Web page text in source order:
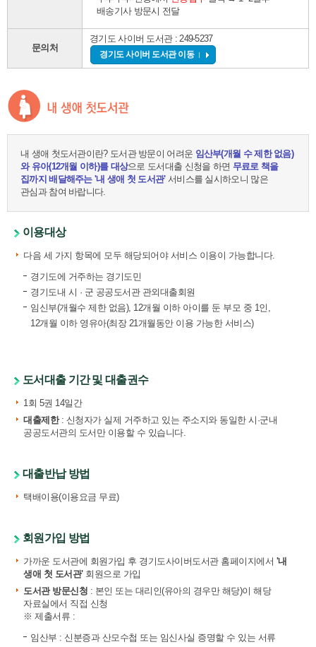
배송기사 방문시 전달
문의처
경기도 사이버 도서관 : 249-5237
경기도 사이버 도서관 이동
내 생애 첫도서관이란? 도서관 방문이 어려운 임산부(개월 수 제한 없음)
와 유아(12개월 이하)를 대상으로 도서대출 신청을 하면 무료로 책을
집까지 배달해주는 '내 생애 첫 도서관'서비스를 실시하오니 많은
관심과 참여 바랍니다.
이용대상
다음 세 가지 항목에 모두 해당되어야 서비스 이용이 가능합니다.
경기도에 거주하는 경기도민
경기도내 시 · 군 공공도서관 관외대출회원
임신부(개월수 제한 없음), 12개월 이하 아이를 둔 부모 중 1인,
12개월 이하 영유아(최장 21개월동안 이용 가능한 서비스)
도서대출 기간 및 대출권수
1회 5권 14일간
대출제한: 신청자가 실제 거주하고 있는 주소지와 동일한 시·군내
공공도서관의 도서만 이용할 수 있습니다.
대출반납 방법
택배이용(이용요금 무료)
회원가입 방법
가까운 도서관에 회원가입 후 경기도사이버도서관 홈페이지에서 '내
생애 첫 도서관'회원으로 가입
도서관 방문신청 : 본인 또는 대리인(유아의 경우만 해당)이 해당
자료실에서 직접 신청
※ 제출서류 :
임산부 : 신분증과 산모수첩 또는 임신사실 증명할 수 있는 서류